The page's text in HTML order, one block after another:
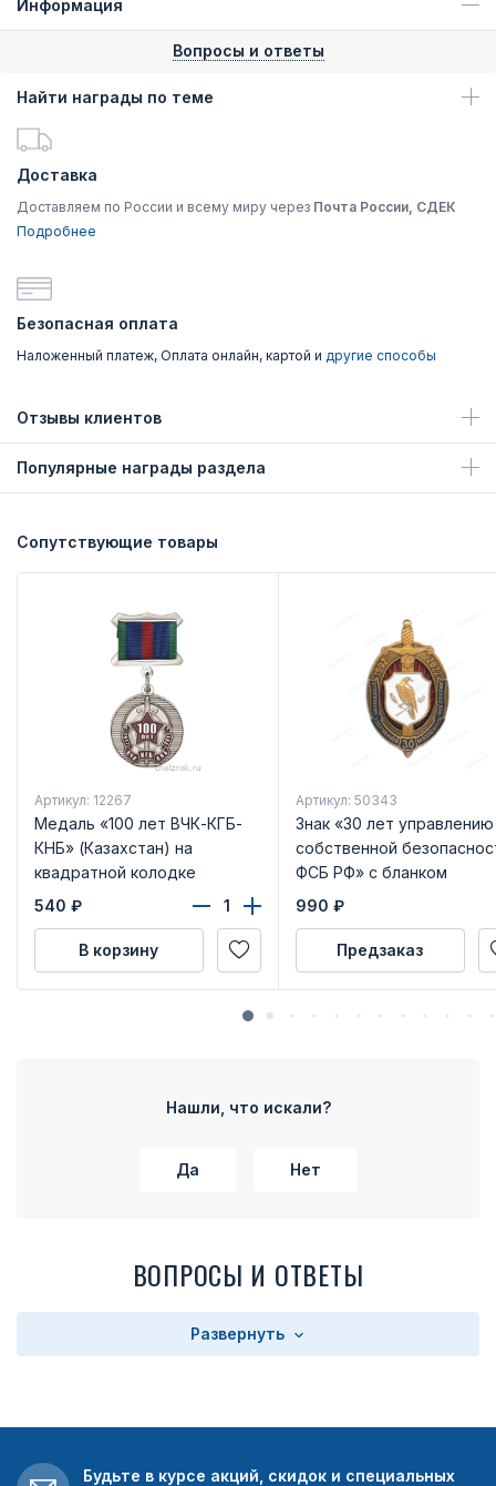
Информация
Вопросы и ответы
Найти награды по теме
Доставка
Доставляем по России и всему миру через Почта России, СДЕК
Подробнее
Безопасная оплата
Наложенный платеж, Оплата онлайн, картой и другие способы
Отзывы клиентов
Популярные награды раздела
Сопутствующие товары
Артикул: 12267
Медаль «100 лет ВЧК-КГБ-
КНБ» (Казахстан) на
квадратной колодке
540 ₽
В корзину
Артикул: 50343
Знак «30 лет управлению
собственной
ФСБ РФ» с бланком
удостоверения
990 ₽
Предзаказ
Нашли, что искали?
Да Нет
ВОПРОСЫ И ОТВЕТЫ
Развернуть
Будьте в курсе акций, скидок и специальных